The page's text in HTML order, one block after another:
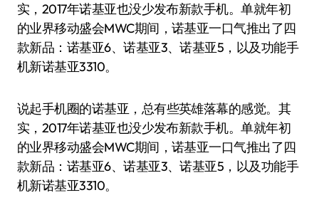
实，2017年诺基亚也没少发布新款手机。单就年初
的业界移动盛会MWC期间，诺基亚一口气推出了四
款新品：诺基亚6、诺基亚3、诺基亚5，以及功能手
机新诺基亚3310。
说起手机圈的诺基亚，总有些英雄落幕的感觉。其
实，2017年诺基亚也没少发布新款手机。单就年初
的业界移动盛会MWC期间，诺基亚一口气推出了四
款新品：诺基亚6、诺基亚3、诺基亚5，以及功能手
机新诺基亚3310。